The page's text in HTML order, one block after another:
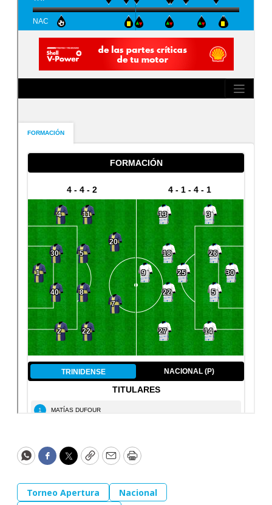
WhatsApp
Facebook
Twitter
CopyEmailPrint
Torneo Apertura
Nacional